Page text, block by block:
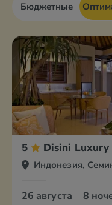
Бюджетные
5 Disini Luxury
Индонезия,
26 августа 8